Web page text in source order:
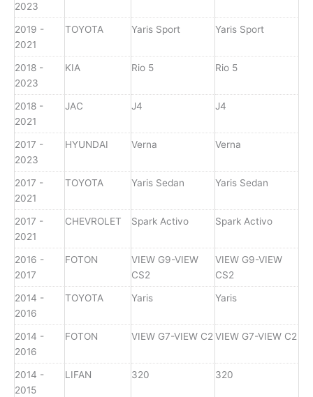
2023
2019 -
2021
TOYOTA Yaris Sport Yaris Sport
2018 -
2023
KIA Rio 5 Rio 5
2018 -
2021
JAC J4 J4
2017 -
2023
HYUNDAI Verna Verna
2017 -
2021
TOYOTA Yaris Sedan Yaris Sedan
2017 -
2021
CHEVROLET Spark Activo Spark Activo
2016 -
2017
FOTON
VIEW G9-VIEW
CS2
VIEW G9-VIEW
CS2
2014 -
2016
TOYOTA Yaris Yaris
2014 -
2016
FOTON VIEW G7-VIEW C2 VIEW G7-VIEW C2
2014 -
2015
LIFAN 320 320